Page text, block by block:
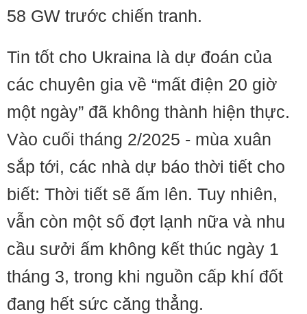
58 GW trước chiến tranh.
Tin tốt cho Ukraina là dự đoán của
các chuyên gia về “mất điện 20 giờ
một ngày” đã không thành hiện thực.
Vào cuối tháng 2/2025 - mùa xuân
sắp tới, các nhà dự báo thời tiết cho
biết: Thời tiết sẽ ấm lên. Tuy nhiên,
vẫn còn một số đợt lạnh nữa và nhu
cầu sưởi ấm không kết thúc ngày 1
tháng 3, trong khi nguồn cấp khí đốt
đang hết sức căng thẳng.